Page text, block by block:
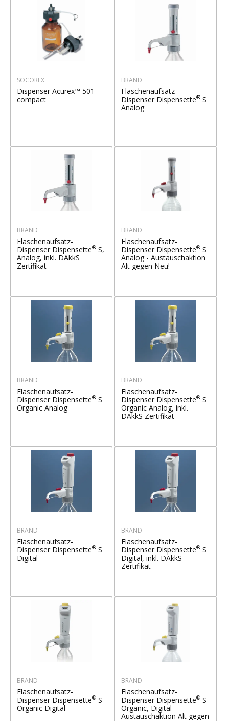
SOCOREX
Dispenser Acurex™ 501
compact
BRAND
Flaschenaufsatz-
Dispenser Dispensette®S
Analog
BRAND
Flaschenaufsatz-
Dispenser Dispensette®S,
Analog, inkl. DAkkS
Zertifikat
BRAND
Flaschenaufsatz-
Dispenser Dispensette®S
Analog - Austauschaktion
Alt gegen Neu!
BRAND
Flaschenaufsatz-
Dispenser Dispensette®S
Organic Analog
BRAND
Flaschenaufsatz-
Dispenser Dispensette®S
Organic Analog, inkl.
DAkkS Zertifikat
BRAND
Flaschenaufsatz-
Dispenser Dispensette®S
Digital
BRAND
Flaschenaufsatz-
Dispenser Dispensette®S
Digital, inkl. DAkkS
Zertifikat
BRAND
Flaschenaufsatz-
Dispenser Dispensette®S
Organic Digital
BRAND
Flaschenaufsatz-
Dispenser Dispensette®S
Organic, Digital -
Austauschaktion Alt gegen